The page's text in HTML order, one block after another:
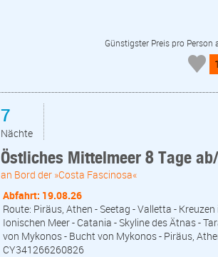
Günstigster Preis pro Person
7
Nächte
Östliches Mittelmeer 8 Tage
an Bord der »Costa Fascinosa«
Abfahrt: 19.08.26
Route: Piräus, Athen - Seetag - Valletta -
Ionischen Meer - Catania - Skyline des Ätnas -
von Mykonos - Bucht von Mykonos - Piräus,
CY341266260826